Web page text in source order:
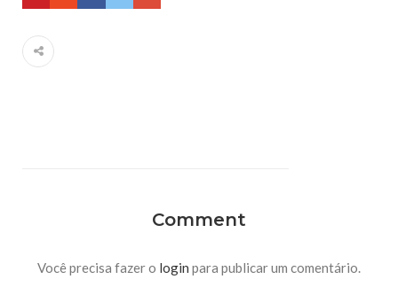
Comment
Você precisa fazer o login para publicar um comentário.